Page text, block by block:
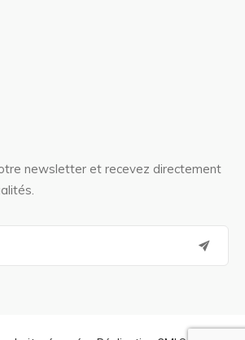
newsletter et recevez directement